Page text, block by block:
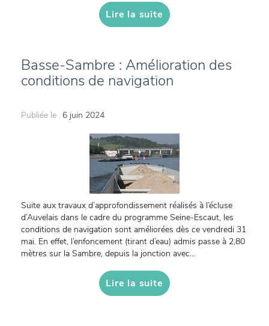
Lire la suite
Basse-Sambre : Amélioration des
conditions de navigation
Publiée le : 6 juin 2024
Suite aux travaux d’approfondissement réalisés à l’écluse
d’Auvelais dans le cadre du programme Seine-Escaut, les
conditions de navigation sont améliorées dès ce vendredi 31
mai. En effet, l’enfoncement (tirant d’eau) admis passe à 2,80
mètres sur la Sambre, depuis la jonction avec...
Lire la suite